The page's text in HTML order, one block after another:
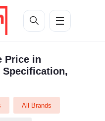
Price in
Specification,
All Brands